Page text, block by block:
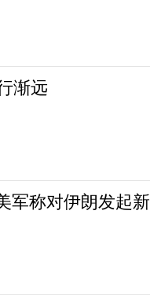
渐远
军称对伊朗发起新